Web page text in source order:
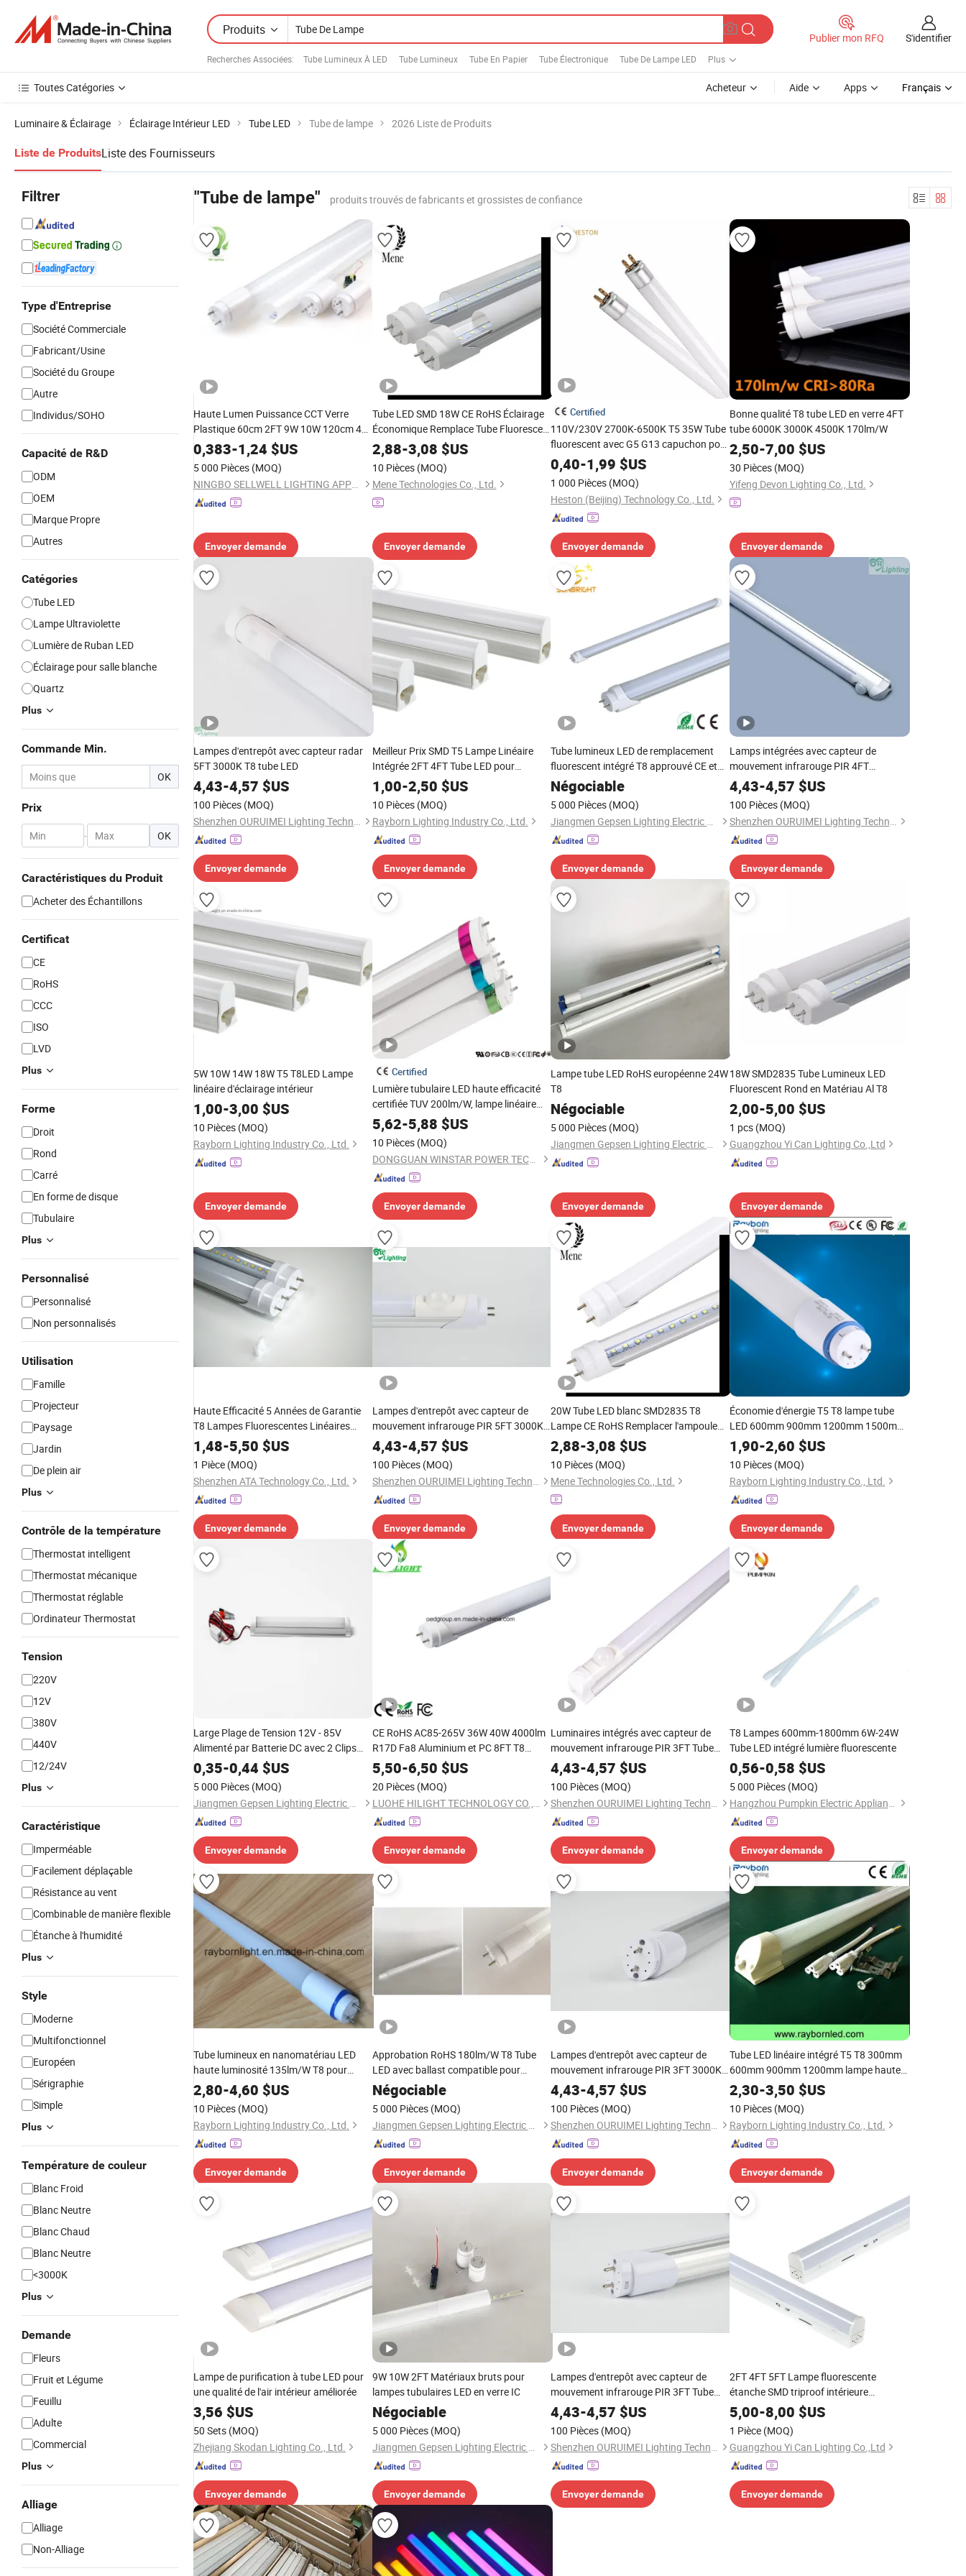
Produits
Recherches Associées: Tube Lumineux À LED Tube Lumineux Tube En Papier Tube Électronique Tube De Lampe LED Plus
Publier mon RFQ S'identifier
Toutes Catégories Acheteur Aide Apps Français
Luminaire & Éclairage Éclairage Intérieur LED Tube LED Tube de lampe 2026 Liste de Produits
Liste de ProduitsListe des Fournisseurs
Filtrer
Type d'Entreprise
Société Commerciale
Fabricant/Usine
Société du Groupe
Autre
Individus/SOHO
Capacité de R&D
ODM
OEM
Marque Propre
Autres
Catégories
Tube LED
Lampe Ultraviolette
Lumière de Ruban LED
Éclairage pour salle blanche
Quartz
Plus
Commande Min.
OK
Prix
- OK
Caractéristiques du Produit
Acheter des Échantillons
Certificat
CE
RoHS
CCC
ISO
LVD
Plus
Forme
Droit
Rond
Carré
En forme de disque
Tubulaire
Plus
Personnalisé
Personnalisé
Non personnalisés
Utilisation
Famille
Projecteur
Paysage
Jardin
De plein air
Plus
Contrôle de la température
Thermostat intelligent
Thermostat mécanique
Thermostat réglable
Ordinateur Thermostat
Tension
220V
12V
380V
440V
12/24V
Plus
Caractéristique
Imperméable
Facilement déplaçable
Résistance au vent
Combinable de manière flexible
Étanche à l'humidité
Plus
Style
Moderne
Multifonctionnel
Européen
Sérigraphie
Simple
Plus
Température de couleur
Blanc Froid
Blanc Neutre
Blanc Chaud
Blanc Neutre
<3000K
Plus
Demande
Fleurs
Fruit et Légume
Feuillu
Adulte
Commercial
Plus
Alliage
Alliage
Non-Alliage
"Tube de lampe" produits trouvés de fabricants et grossistes de confiance
Haute Lumen Puissance CCT Verre
Plastique 60cm 2FT 9W 10W 120cm 4FT
18W 24W 28W 36W 40W 150cm 5FT
G13 T8 Lumière LED 18W Linéaire
Intérieur Éclairage Fluorescent Lampe
Tube LED
0,383-1,24 $US
5 000 Pièces (MOQ)
NINGBO SELLWELL LIGHTING APPLIANCE CO., LTD.
Envoyer demande
Tube LED SMD 18W CE RoHS Éclairage
Économique Remplace Tube Fluorescent
Traditionnel
2,88-3,08 $US
10 Pièces (MOQ)
Mene Technologies Co., Ltd.
Envoyer demande
Certified
110V/230V 2700K-6500K T5 35W Tube
fluorescent avec G5 G13 capuchon pour
éclairage LED intérieur lampe lumière
0,40-1,99 $US
1 000 Pièces (MOQ)
Heston (Beijing) Technology Co., Ltd.
Envoyer demande
Bonne qualité T8 tube LED en verre 4FT
tube 6000K 3000K 4500K 170lm/W
2,50-7,00 $US
30 Pièces (MOQ)
Yifeng Devon Lighting Co., Ltd.
Envoyer demande
Lampes d'entrepôt avec capteur radar
5FT 3000K T8 tube LED
4,43-4,57 $US
100 Pièces (MOQ)
Shenzhen OURUIMEI Lighting Technology Co., Ltd.
Envoyer demande
Meilleur Prix SMD T5 Lampe Linéaire
Intégrée 2FT 4FT Tube LED pour
Éclairage d'Entrepôt d'Atelier Industriel
1,00-2,50 $US
10 Pièces (MOQ)
Rayborn Lighting Industry Co., Ltd.
Envoyer demande
Tube lumineux LED de remplacement
fluorescent intégré T8 approuvé CE et
RoHS T8 lampe LED
Négociable
5 000 Pièces (MOQ)
Jiangmen Gepsen Lighting Electric Co., Ltd.
Envoyer demande
Lamps intégrées avec capteur de
mouvement infrarouge PIR 4FT
120lm/W T8 tube LED
4,43-4,57 $US
100 Pièces (MOQ)
Shenzhen OURUIMEI Lighting Technology Co., Ltd.
Envoyer demande
5W 10W 14W 18W T5 T8LED Lampe
linéaire d'éclairage intérieur
1,00-3,00 $US
10 Pièces (MOQ)
Rayborn Lighting Industry Co., Ltd.
Envoyer demande
Certified
Lumière tubulaire LED haute efficacité
certifiée TUV 200lm/W, lampe linéaire
LED économe en énergie pour chambre
d'hôtel, motel, couloir, sans scintillement,
option blanc chaud blanc froid
5,62-5,88 $US
10 Pièces (MOQ)
DONGGUAN WINSTAR POWER TECHNOLOGY LIMITED
Envoyer demande
Lampe tube LED RoHS européenne 24W
T8
Négociable
5 000 Pièces (MOQ)
Jiangmen Gepsen Lighting Electric Co., Ltd.
Envoyer demande
18W SMD2835 Tube Lumineux LED
Fluorescent Rond en Matériau Al T8
2,00-5,00 $US
1 pcs (MOQ)
Guangzhou Yi Can Lighting Co.,Ltd
Envoyer demande
Haute Efficacité 5 Années de Garantie
T8 Lampes Fluorescentes Linéaires
8FT/5FT/4FT/2FT 36W Tube LED pour
Ballast Électronique Dlc/UL Certifié
1,48-5,50 $US
1 Pièce (MOQ)
Shenzhen ATA Technology Co., Ltd.
Envoyer demande
Lampes d'entrepôt avec capteur de
mouvement infrarouge PIR 5FT 3000K
T8 Tube LED
4,43-4,57 $US
100 Pièces (MOQ)
Shenzhen OURUIMEI Lighting Technology Co., Ltd.
Envoyer demande
20W Tube LED blanc SMD2835 T8
Lampe CE RoHS Remplacer l'ampoule
fluorescente traditionnelle
2,88-3,08 $US
10 Pièces (MOQ)
Mene Technologies Co., Ltd.
Envoyer demande
Économie d'énergie T5 T8 lampe tube
LED 600mm 900mm 1200mm 1500mm
éclairage intérieur chambre salle de bain
1,90-2,60 $US
10 Pièces (MOQ)
Rayborn Lighting Industry Co., Ltd.
Envoyer demande
Large Plage de Tension 12V - 85V
Alimenté par Batterie DC avec 2 Clips
Lampes Tubes LED 36V 48V Lampe de
Stand
0,35-0,44 $US
5 000 Pièces (MOQ)
Jiangmen Gepsen Lighting Electric Co., Ltd.
Envoyer demande
CE RoHS AC85-265V 36W 40W 4000lm
R17D Fa8 Aluminium et PC 8FT T8
Lampe Tube LED
5,50-6,50 $US
20 Pièces (MOQ)
LUOHE HILIGHT TECHNOLOGY CO., LTD.
Envoyer demande
Luminaires intégrés avec capteur de
mouvement infrarouge PIR 3FT Tube
LED dépoli T8
4,43-4,57 $US
100 Pièces (MOQ)
Shenzhen OURUIMEI Lighting Technology Co., Ltd.
Envoyer demande
T8 Lampes 600mm-1800mm 6W-24W
Tube LED intégré lumière fluorescente
0,56-0,58 $US
5 000 Pièces (MOQ)
Hangzhou Pumpkin Electric Appliance Co., Ltd.
Envoyer demande
Tube lumineux en nanomatériau LED
haute luminosité 135lm/W T8 pour
maison, salle de classe, bureau, salle de
réunion, chambre, lampe d'intérieur
2,80-4,60 $US
10 Pièces (MOQ)
Rayborn Lighting Industry Co., Ltd.
Envoyer demande
Approbation RoHS 180lm/W T8 Tube
LED avec ballast compatible pour
remplacer les lampes fluorescentes
Négociable
5 000 Pièces (MOQ)
Jiangmen Gepsen Lighting Electric Co., Ltd.
Envoyer demande
Lampes d'entrepôt avec capteur de
mouvement infrarouge PIR 3FT 3000K
T8 Tube LED
4,43-4,57 $US
100 Pièces (MOQ)
Shenzhen OURUIMEI Lighting Technology Co., Ltd.
Envoyer demande
Tube LED linéaire intégré T5 T8 300mm
600mm 900mm 1200mm lampe haute
baie LED
2,30-3,50 $US
10 Pièces (MOQ)
Rayborn Lighting Industry Co., Ltd.
Envoyer demande
Lampe de purification à tube LED pour
une qualité de l'air intérieur améliorée
3,56 $US
50 Sets (MOQ)
Zhejiang Skodan Lighting Co., Ltd.
Envoyer demande
9W 10W 2FT Matériaux bruts pour
lampes tubulaires LED en verre IC
Négociable
5 000 Pièces (MOQ)
Jiangmen Gepsen Lighting Electric Co., Ltd.
Envoyer demande
Lampes d'entrepôt avec capteur de
mouvement infrarouge PIR 3FT Tube
LED dépoli T8
4,43-4,57 $US
100 Pièces (MOQ)
Shenzhen OURUIMEI Lighting Technology Co., Ltd.
Envoyer demande
2FT 4FT 5FT Lampe fluorescente
étanche SMD triproof intérieure
extérieure T8 tube LED linéaire
5,00-8,00 $US
1 Pièce (MOQ)
Guangzhou Yi Can Lighting Co.,Ltd
Envoyer demande